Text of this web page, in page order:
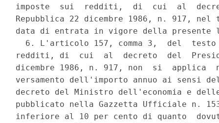
imposte  sui  redditi,  di  cui  al
Repubblica 22 dicembre 1986, n. 917,
data di entrata in vigore della presente
6. L'articolo 157, comma 3,  del
redditi, di  cui  al  decreto  del
dicembre 1986, n. 917, non  si  applica
versamento dell'importo annuo ai sensi
decreto del Ministro dell'economia e
pubblicato nella Gazzetta Ufficiale n.
inferiore al 10 per cento di quanto